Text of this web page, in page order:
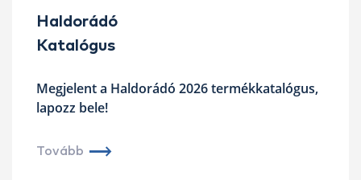
Haldorádó
Katalógus
Megjelent a Haldorádó 2026 termékkatalógus,
lapozz bele!
Tovább